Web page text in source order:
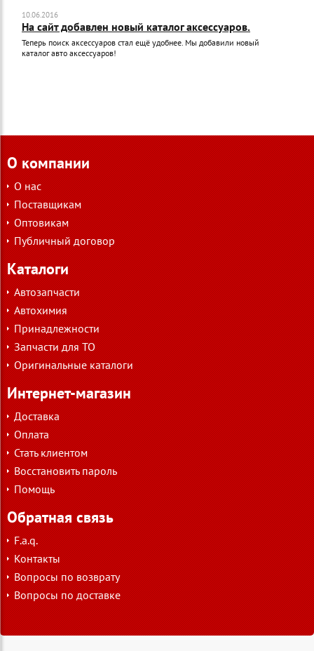
10.06.2016
На сайт добавлен новый каталог аксессуаров.
Теперь поиск аксессуаров стал ещё удобнее. Мы добавили новый
каталог авто аксессуаров!
О компании
О нас
Поставщикам
Оптовикам
Публичный договор
Каталоги
Автозапчасти
Автохимия
Принадлежности
Запчасти для ТО
Оригинальные каталоги
Интернет-магазин
Доставка
Оплата
Стать клиентом
Восстановить пароль
Помощь
Обратная связь
F.a.q.
Контакты
Вопросы по возврату
Вопросы по доставке